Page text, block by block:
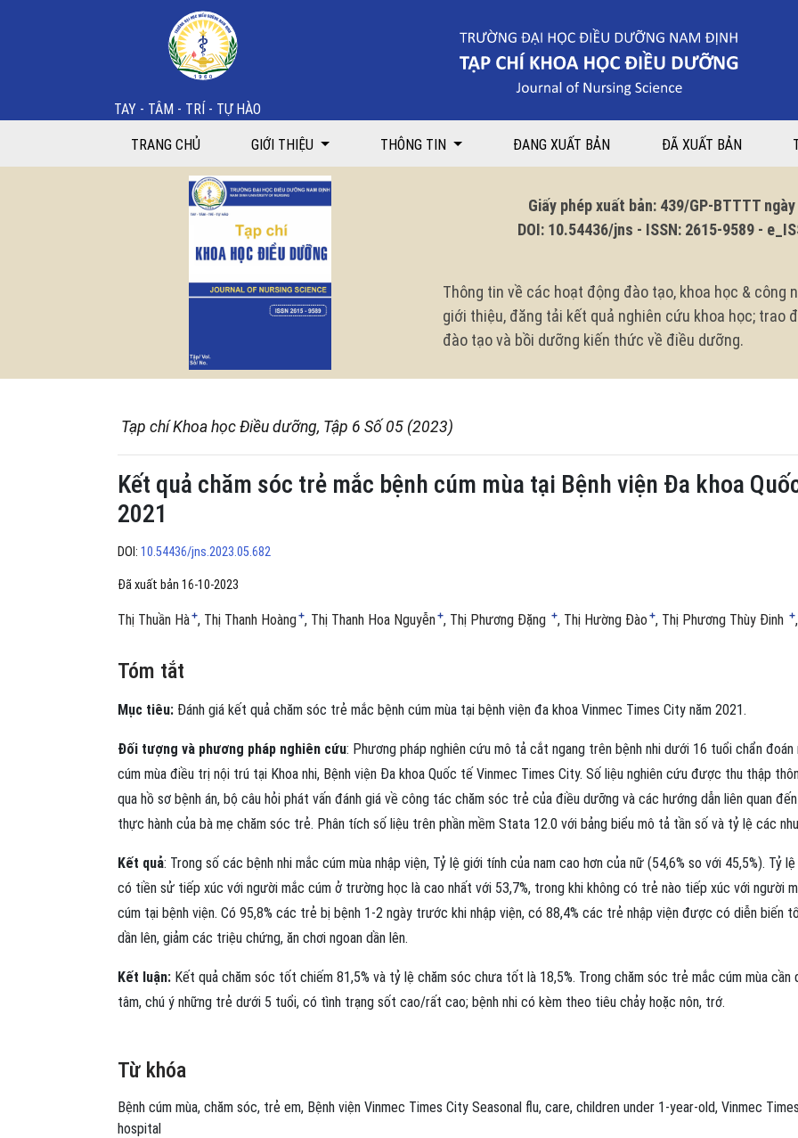
Kết quả chăm sóc trẻ mắc bệnh cúm mùa tại Bệnh viện Đa khoa Quốc tế Vinmec Times city năm 2021
TAY - TÂM - TRÍ - TỰ HÀO
TRANG CHỦ GIỚI THIỆU THÔNG TIN ĐANG XUẤT BẢN ĐÃ XUẤT BẢN
Giấy phép xuất bản: 439/GP-BTTTT ngày
DOI: 10.54436/jns - ISSN: 2615-9589 -
Thông tin về các hoạt động đào tạo, khoa học & công
giới thiệu, đăng tải kết quả nghiên cứu khoa học; trao
đào tạo và bồi dưỡng kiến thức về điều dưỡng.
Tạp chí Khoa học Điều dưỡng, Tập 6 Số 05 (2023)
Kết quả chăm sóc trẻ mắc bệnh cúm mùa tại Bệnh viện Đa khoa
2021
DOI: 10.54436/jns.2023.05.682
Đã xuất bản 16-10-2023
Thị Thuần Hà+ Thị Thanh Hoàng+ Thị Thanh Hoa Nguyễn+ Thị Phương Đặng + Thị Hường Đào + Thị Phương Thùy Đinh +
Tóm tắt
Mục tiêu: Đánh giá kết quả chăm sóc trẻ mắc bệnh cúm mùa tại bệnh viện đa khoa Vinmec Times City năm 2021.
Đối tượng và phương pháp nghiên cứu: Phương pháp nghiên cứu mô tả cắt ngang trên bệnh nhi dưới 16 tuổi chẩn đoán
cúm mùa điều trị nội trú tại Khoa nhi, Bệnh viện Đa khoa Quốc tế Vinmec Times City. Số liệu nghiên cứu được thu thập
qua hồ sơ bệnh án, bộ câu hỏi phát vấn đánh giá về công tác chăm sóc trẻ của điều dưỡng và các hướng dẫn liên quan đến
thực hành của bà mẹ chăm sóc trẻ. Phân tích số liệu trên phần mềm Stata 12.0 với bảng biểu mô tả tần số và tỷ lệ các
Kết quả: Trong số các bệnh nhi mắc cúm mùa nhập viện, Tỷ lệ giới tính của nam cao hơn của nữ (54,6% so với 45,5%). Tỷ
có tiền sử tiếp xúc với người mắc cúm ở trường học là cao nhất với 53,7%, trong khi không có trẻ nào tiếp xúc với người
cúm tại bệnh viện. Có 95,8% các trẻ bị bệnh 1-2 ngày trước khi nhập viện, có 88,4% các trẻ nhập viện được có diễn biến
dần lên, giảm các triệu chứng, ăn chơi ngoan dần lên.
Kết luận: Kết quả chăm sóc tốt chiếm 81,5% và tỷ lệ chăm sóc chưa tốt là 18,5%. Trong chăm sóc trẻ mắc cúm mùa cần
tâm, chú ý những trẻ dưới 5 tuổi, có tình trạng sốt cao/rất cao; bệnh nhi có kèm theo tiêu chảy hoặc nôn, trớ.
Từ khóa
Bệnh cúm mùa, chăm sóc, trẻ em, Bệnh viện Vinmec Times City Seasonal flu, care, children under 1-year-old, Vinmec
hospital